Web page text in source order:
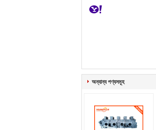
অন্যান্য পণ্যসমূহ